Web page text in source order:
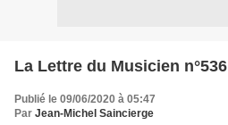
La Lettre du Musicien n°536
Publié le 09/06/2020 à 05:47
Par Jean-Michel Saincierge